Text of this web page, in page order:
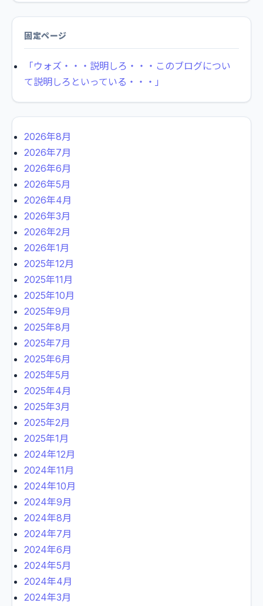
固定ページ
「ウォズ・・・説明しろ・・・このブログについ
て説明しろといっている・・・」
2026年8月
2026年7月
2026年6月
2026年5月
2026年4月
2026年3月
2026年2月
2026年1月
2025年12月
2025年11月
2025年10月
2025年9月
2025年8月
2025年7月
2025年6月
2025年5月
2025年4月
2025年3月
2025年2月
2025年1月
2024年12月
2024年11月
2024年10月
2024年9月
2024年8月
2024年7月
2024年6月
2024年5月
2024年4月
2024年3月